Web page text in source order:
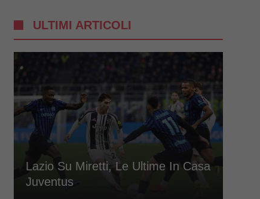
ULTIMI ARTICOLI
Lazio Su Miretti, Le Ultime In Casa
Juventus